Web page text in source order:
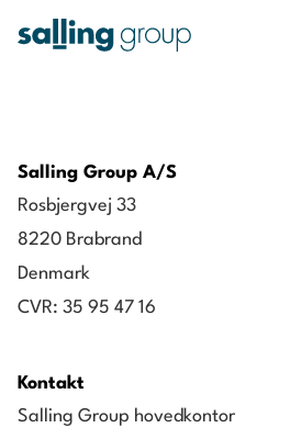
Salling Group A/S
Rosbjergvej 33
8220 Brabrand
Denmark
CVR: 35 95 47 16
Kontakt
Salling Group hovedkontor